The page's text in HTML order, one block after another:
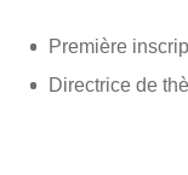
Première
Directrice de